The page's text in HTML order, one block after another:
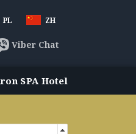
PL ZH
Viber Chat
SPA Hotel